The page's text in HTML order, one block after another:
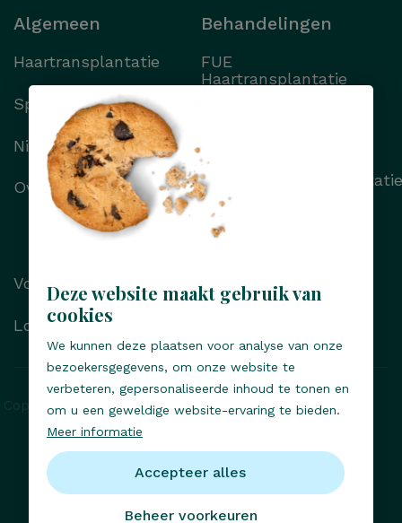
Deze website maakt gebruik van
cookies
We kunnen deze plaatsen voor analyse van onze
bezoekersgegevens, om onze website te
verbeteren, gepersonaliseerde inhoud te tonen en
om u een geweldige website-ervaring te bieden.
Meer informatie
Beheer voorkeuren
Accepteer alles
Algemeen
Haartransplantatie
Specialisten
Nieuws
Over Transhair
Voor/na foto’s
Locaties
Behandelingen
FUE
Haartransplantatie
Wenkbrauwtransplantatie
Alle behandelingen
Copyright © Transhair 2026, Alle rechten voorbehouden
Responsible disclosure
Cookies